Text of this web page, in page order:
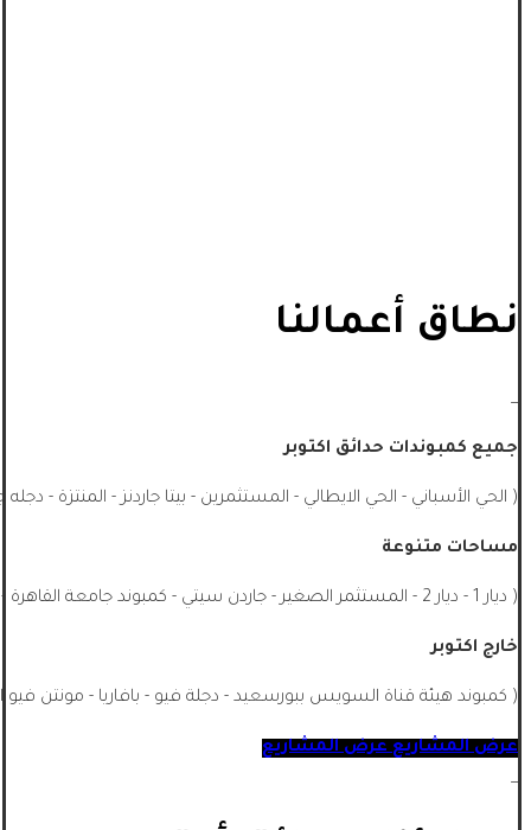
نطاق أعمالنا
_
جميع كمبوندات حدائق اكتوبر
( الحي الأسباني - الحي الايطالي - المستثمرين - بيتا جاردنز - المنتزة -
مساحات متنوعة
( ديار 1 - ديار 2 - المستثمر الصغير - جاردن سيتي - كمبوند جامعة القاهرة - الشيخ زايد - جميع احياء اكتوبر - اشجار سيتي - ماونتن فيو اكتوبر ...)
خارج اكتوبر
( كمبوند هيئة قناة السويس ببورسعيد - دجلة فيو - بافاريا - مونتن
عرض المشاريععرض المشاريع
_